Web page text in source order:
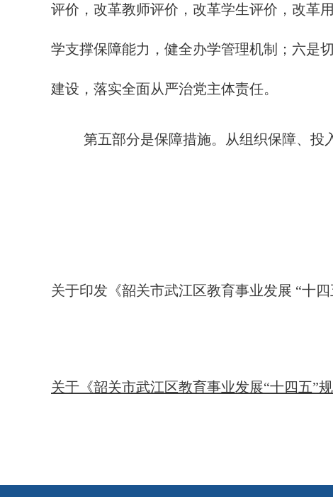
评价，改革教师评价，改革学生评价，改革
学支撑保障能力，健全办学管理机制；六是
建设，落实全面从严治党主体责任。
第五部分是保障措施。从组织保障、投
关于印发《韶关市武江区教育事业发展 “十
关于《韶关市武江区教育事业发展“十四五”